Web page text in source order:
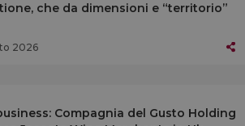
che da dimensioni e “territorio”
2026
Compagnia del Gusto Holding